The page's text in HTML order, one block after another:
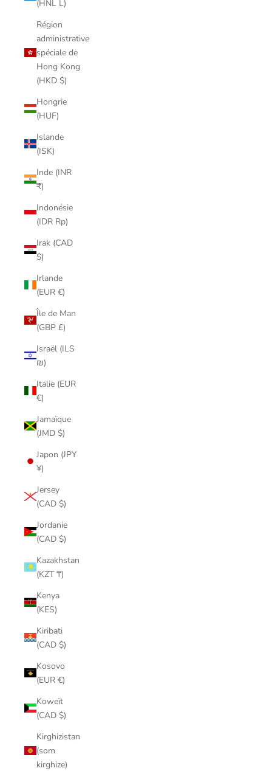
(HNL L)
Région
administrative
spéciale de
Hong Kong
(HKD $)
Hongrie
(HUF)
Islande
(ISK)
Inde (INR
₹)
Indonésie
(IDR Rp)
Irak (CAD
$)
Irlande
(EUR €)
Île de Man
(GBP £)
Israël (ILS
₪)
Italie (EUR
€)
Jamaïque
(JMD $)
Japon (JPY
¥)
Jersey
(CAD $)
Jordanie
(CAD $)
Kazakhstan
(KZT ₸)
Kenya
(KES)
Kiribati
(CAD $)
Kosovo
(EUR €)
Koweït
(CAD $)
Kirghizistan
(som
kirghize)